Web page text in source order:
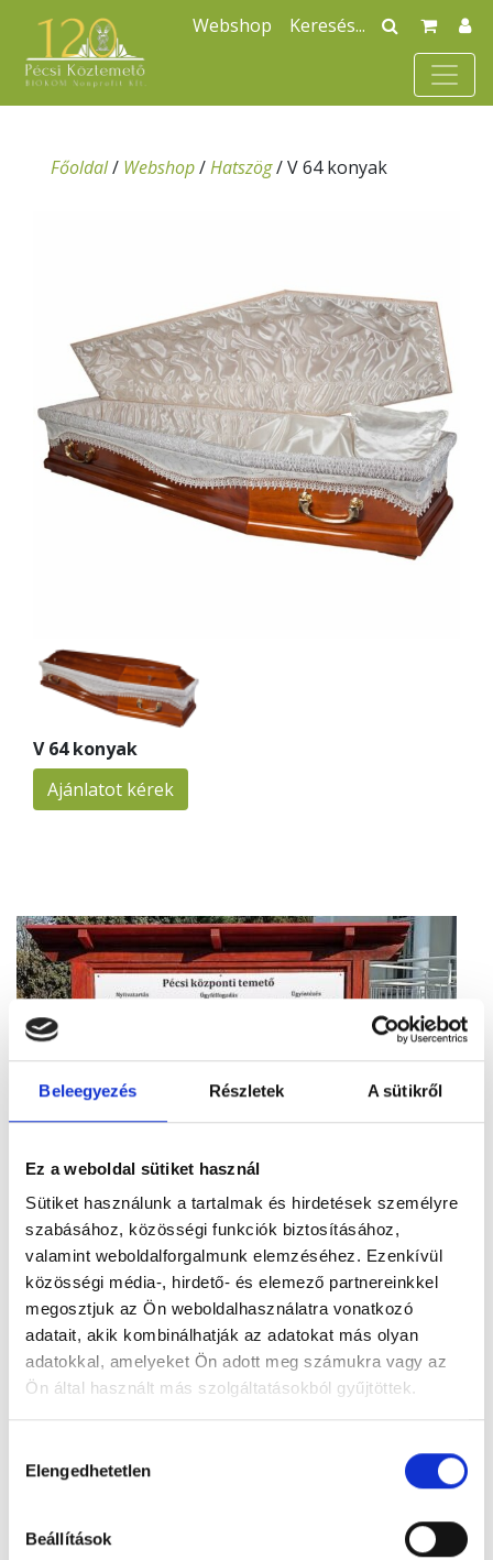
Beleegyezés Részletek A sütikről
Ez a weboldal sütiket használ
Sütiket használunk a tartalmak és hirdetések személyre
szabásához, közösségi funkciók biztosításához,
valamint weboldalforgalmunk elemzéséhez. Ezenkívül
közösségi média-, hirdető- és elemező partnereinkkel
megosztjuk az Ön weboldalhasználatra vonatkozó
adatait, akik kombinálhatják az adatokat más olyan
adatokkal, amelyeket Ön adott meg számukra vagy az
Ön által használt más szolgáltatásokból gyűjtöttek.
kiválasztása
Elengedhetetlen
Beállítások
Webshop
Főoldal/ Webshop/Hatszög/V 64 konyak
V 64 konyak
Ajánlatot kérek
Figyelem! Módosul a Pécsi Köztemető
ügyfélszolgálatának nyitvatartása
A tartós hőhullám miatt bevezetett
takarékossági intézkedések részeként módosul
a Pécsi Köztemető ügyfélszolgálatának
nyitvatartása: 2026. augusztus 3–8. között,
hétfőtől szombatig 12 óráig várják az ügyfeleket.